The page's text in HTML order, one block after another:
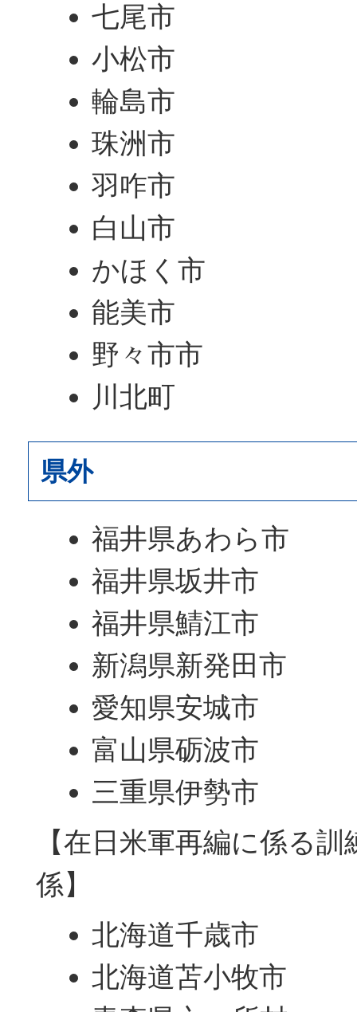
七尾市
小松市
輪島市
珠洲市
羽咋市
白山市
かほく市
能美市
野々市市
川北町
県外
福井県あわら市
福井県坂井市
福井県鯖江市
新潟県新発田市
愛知県安城市
富山県砺波市
三重県伊勢市
【在日米軍再編に係る
係】
北海道千歳市
北海道苫小牧市